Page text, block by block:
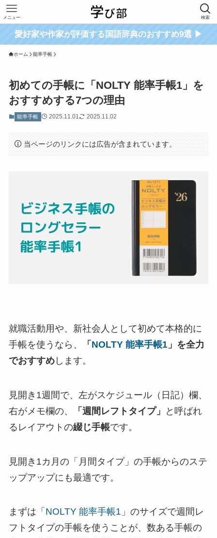
検索
メニュー
愛好家や作家が評価する国語辞典のおすすめ9選 ▶
ホーム 能率手帳
初めての手帳に「NOLTY 能率手帳1」を
おすすめする7つの理由
能率手帳 2025.11.01 2025.11.02
当ページのリンクには広告が含まれています。
就職活動用や、新社会人として初めて本格的に
手帳を使うなら、
「 NOLTY 能率手帳1 」を全力
でおすすめします。
見開き1週間で、左がスケジュール（日記）欄、
右がメモ欄の、
「週間レフトタイプ」
と呼ばれ
るレイアウトの綴じ手帳です。
見開き1カ月の「月間タイプ」の手帳からのステ
ップアップにも最適です。
まずは「 NOLTY 能率手帳1 」のサイズで週間レ
フトタイプの手帳を使うことが、数ある手帳の